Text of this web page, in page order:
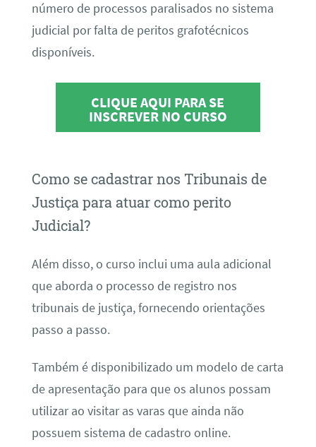
número de processos paralisados no sistema
judicial por falta de peritos grafotécnicos
disponíveis.
CLIQUE AQUI PARA SE
INSCREVER NO CURSO
Como se cadastrar nos Tribunais de
Justiça para atuar como perito
Judicial?
Além disso, o curso inclui uma aula adicional
que aborda o processo de registro nos
tribunais de justiça, fornecendo orientações
passo a passo.
Também é disponibilizado um modelo de carta
de apresentação para que os alunos possam
utilizar ao visitar as varas que ainda não
possuem sistema de cadastro online.